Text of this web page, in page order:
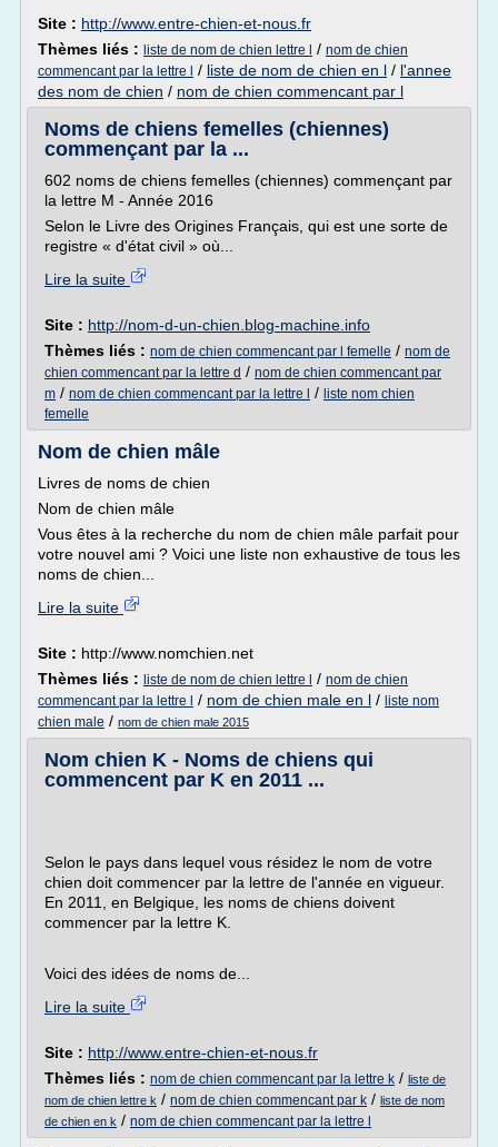
Site : http://www.entre-chien-et-nous.fr
Thèmes liés : liste de nom de chien lettre l / nom de chien
commencant par la lettre l
/ liste de nom de chien en l / l'annee
des nom de chien / nom de chien commencant par l
Noms de chiens femelles (chiennes)
commençant par la ...
602 noms de chiens femelles (chiennes) commençant par
la lettre M - Année 2016
Selon le Livre des Origines Français, qui est une sorte de
registre « d'état civil » où...
Lire la suite
Site : http://nom-d-un-chien.blog-machine.info
Thèmes liés : nom de chien commencant par l femelle / nom de
chien commencant par la lettre d / nom de chien commencant par
m / nom de chien commencant par la lettre l / liste nom chien
femelle
Nom de chien mâle
Livres de noms de chien
Nom de chien mâle
Vous êtes à la recherche du nom de chien mâle parfait pour
votre nouvel ami ? Voici une liste non exhaustive de tous les
noms de chien...
Lire la suite
Site : http://www.nomchien.net
Thèmes liés : liste de nom de chien lettre l / nom de chien
commencant par la lettre l
/ nom de chien male en l / liste nom
chien male / nom de chien male 2015
Nom chien K - Noms de chiens qui
commencent par K en 2011 ...
Selon le pays dans lequel vous résidez le nom de votre
chien doit commencer par la lettre de l'année en vigueur.
En 2011, en Belgique, les noms de chiens doivent
commencer par la lettre K.
Voici des idées de noms de...
Lire la suite
Site : http://www.entre-chien-et-nous.fr
Thèmes liés : nom de chien commencant par la lettre k / liste de
nom de chien lettre k / nom de chien commencant par k / liste de nom
de chien en k / nom de chien commencant par la lettre l